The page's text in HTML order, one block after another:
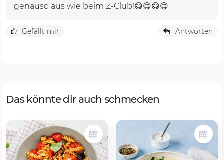
genauso aus wie beim Z-Club!😋😋😋😋
Gefällt mir Antworten
Das könnte dir auch schmecken